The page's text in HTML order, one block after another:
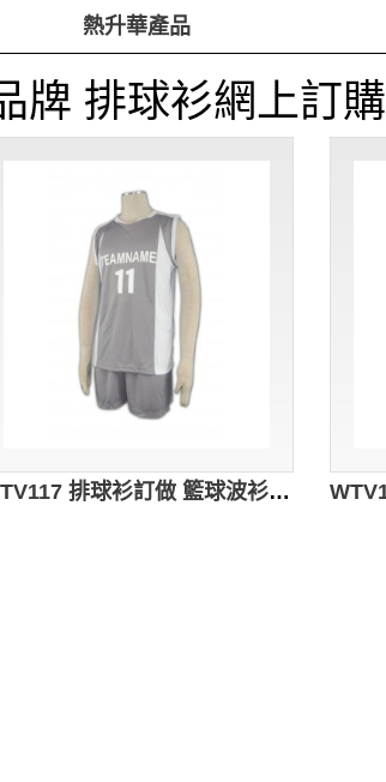
熱升華產品
牌 排球衫網上訂購
WTV117 排球衫訂做 籃球波衫 學界 組隊波衫 排球衫印字 灰色衣服褲子撞色白色